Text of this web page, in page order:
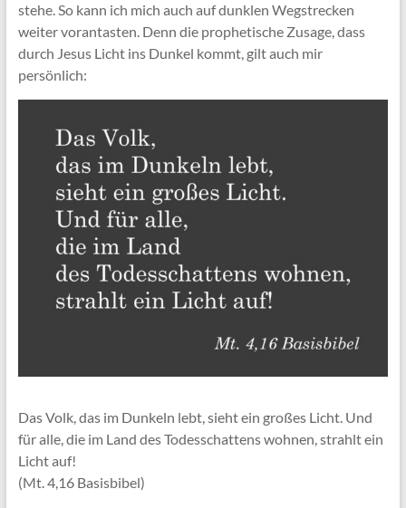
stehe. So kann ich mich auch auf dunklen Wegstrecken
weiter vorantasten. Denn die prophetische Zusage, dass
durch Jesus Licht ins Dunkel kommt, gilt auch mir
persönlich:
Das Volk, das im Dunkeln lebt, sieht ein großes Licht. Und
für alle, die im Land des Todesschattens wohnen, strahlt ein
Licht auf!
(Mt. 4,16 Basisbibel)